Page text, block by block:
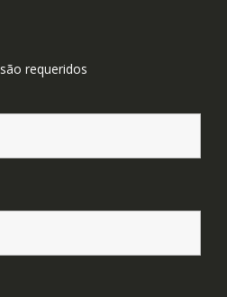
são requeridos